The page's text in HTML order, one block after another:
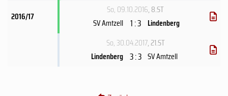
2016/17
So, 09.10.2016, 8.ST
SV Amtzell 1 : 3 Lindenberg
So, 30.04.2017, 21.ST
Lindenberg 3 : 3 SV Amtzell